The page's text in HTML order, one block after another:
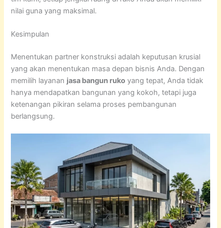
nilai guna yang maksimal.
Kesimpulan
Menentukan partner konstruksi adalah keputusan krusial
yang akan menentukan masa depan bisnis Anda. Dengan
memilih layanan jasa bangun ruko yang tepat, Anda tidak
hanya mendapatkan bangunan yang kokoh, tetapi juga
ketenangan pikiran selama proses pembangunan
berlangsung.